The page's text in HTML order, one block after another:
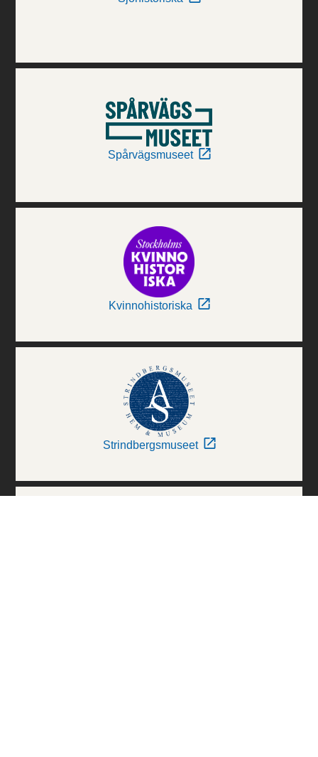
Spårvägsmuseet
Kvinnohistoriska
Strindbergsmuseet